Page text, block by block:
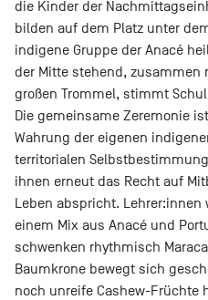
die Kinder der
bilden auf dem Platz unter
indigene Gruppe der Anacé
der Mitte stehend,
großen Trommel, stimmt
Die gemeinsame Zeremonie
Wahrung der eigenen
territorialen
ihnen erneut das Recht auf
Leben abspricht.
einem Mix aus Anacé und
schwenken rhythmisch
Baumkrone bewegt sich
noch unreife Cashew-Früchte